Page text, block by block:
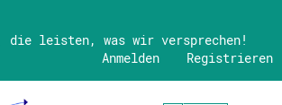
die leisten, was wir versprechen!
Registrieren
Anmelden